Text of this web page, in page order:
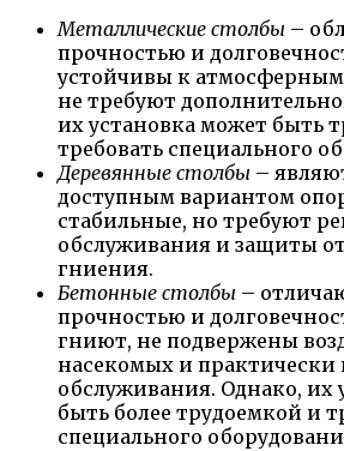
Металлические столбы –
прочностью и
устойчивы к
не требуют
их установка может быть
требовать специального
Деревянные столбы –
доступным вариантом
стабильные, но требуют
обслуживания и защиты
гниения.
Бетонные столбы –
прочностью и
гниют, не подвержены
насекомых и практически
обслуживания. Однако, их
быть более трудоемкой и
специального